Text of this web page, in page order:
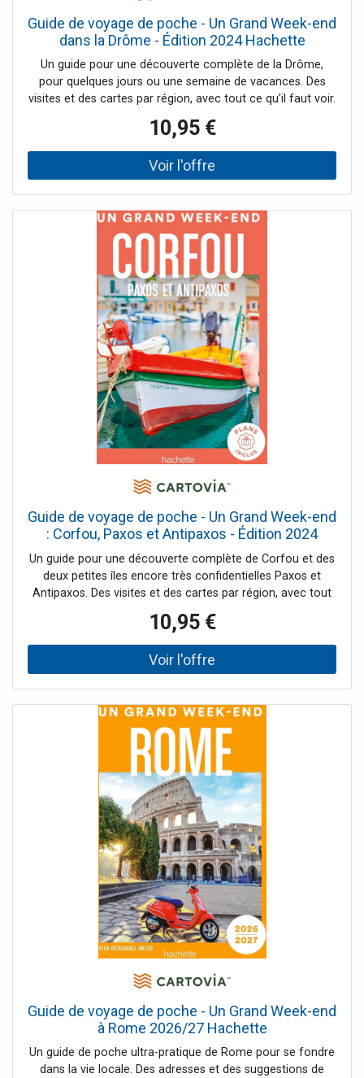
Guide de voyage de poche - Un Grand Week-end
dans la Drôme - Édition 2024 Hachette
Un guide pour une découverte complète de la Drôme,
pour quelques jours ou une semaine de vacances. Des
visites et des cartes par région, avec tout ce qu’il faut voir.
rencontre des vautours du cirque d’Archiane, dans la
plaine viticole du Tricastin… De nombreuses activités par
saison et des expériences orientées nature : balades à
vélo, tournée des caves viticoles, baignade en eaux vives,
animaux… et même balade sportive en chiens de traîneau
en hiver ! Une large sélection d’adresses pour découvrir les
meilleurs restos, les endroits pour échapper à la canicule,
les meilleurs marchés, les plus beaux villages… Plus de 10
propositions de randonnées et balades dans toute la
région, adaptées à tous les niveaux.
10,95 €
Guide de voyage de poche - Un Grand Week-end
: Corfou, Paxos et Antipaxos - Édition 2024
Hachette
Un guide pour une découverte complète de Corfou et des
deux petites îles encore très confidentielles Paxos et
Antipaxos. Des visites et des cartes par région, avec tout
cheval sur les chemins bordés d'olivier, avec vue sur la
grande bleue. Les plus belles plages, les criques les plus
secrètes. De nombreuses activités et expériences : cours
de cuisine dans un village typique proche de la ville de
Corfou et Paxos, dégustation des vins et produits fermiers
dans la campagne corfiote. Une large sélection d'adresses
pour découvrir les meilleures tavernes les pieds dans l'eau,
les bars, les boutiques et artisans pour s'approvisionner en
produits locaux. Un focus sur l'histoire particulière des îles
ioniennes.
10,95 €
Guide de voyage de poche - Un Grand Week-end
à Rome 2026/27 Hachette
Un guide de poche ultra-pratique de Rome pour se fondre
dans la vie locale. Des adresses et des suggestions de